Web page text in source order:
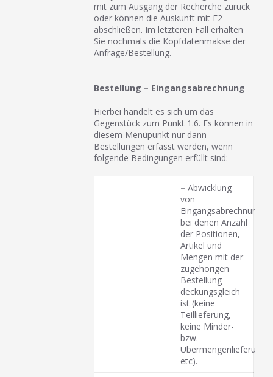
mit zum Ausgang der Recherche zurück
oder können die Auskunft mit F2
abschließen. Im letzteren Fall erhalten
Sie nochmals die Kopfdatenmakse der
Anfrage/Bestellung.
Bestellung – Eingangsabrechnung
Hierbei handelt es sich um das
Gegenstück zum Punkt 1.6. Es können in
diesem Menüpunkt nur dann
Bestellungen erfasst werden, wenn
folgende Bedingungen erfüllt sind:
– Abwicklung
von
bei denen Anzahl
der Positionen,
Artikel und
Mengen mit der
zugehörigen
Bestellung
deckungsgleich
ist (keine
Teillieferung,
keine Minder-
bzw.
etc).